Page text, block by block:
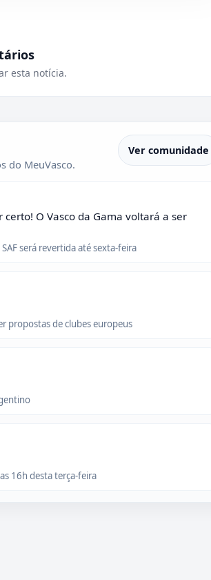
esta notícia.
do MeuVasco.
Ver comunidade
O Vasco da Gama voltará a ser
será revertida até sexta-feira
propostas de clubes europeus
16h desta terça-feira